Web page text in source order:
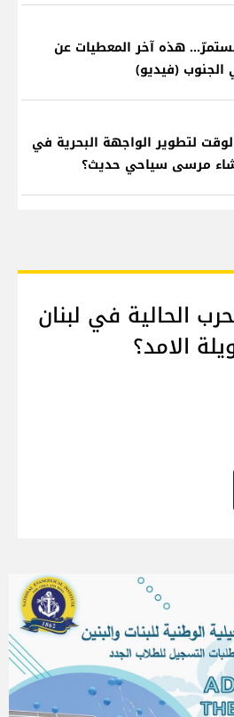
هذه آخر المعطيات عن
(فيديو)
لتطوير الواجهة البحرية في
مرسى سياحي حديث؟
الحالية في لبنان
الامد؟